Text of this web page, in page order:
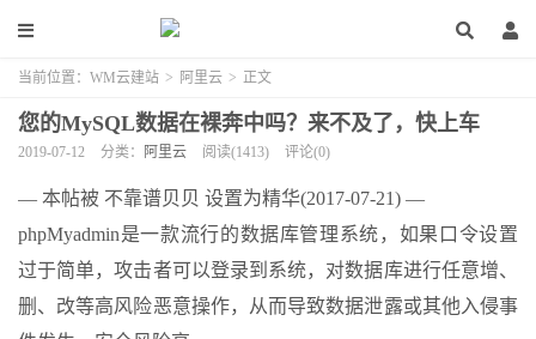
当前位置： WM云建站 > 阿里云 > 正文
您的MySQL数据在裸奔中吗？来不及了，快上车
2019-07-12 分类： 阿里云 阅读(1413) 评论(0)
— 本帖被 不靠谱贝贝 设置为精华(2017-07-21) —
phpMyadmin是一款流行的数据库管理系统，如果口令设置
过于简单，攻击者可以登录到系统，对数据库进行任意增、
删、改等高风险恶意操作，从而导致数据泄露或其他入侵事